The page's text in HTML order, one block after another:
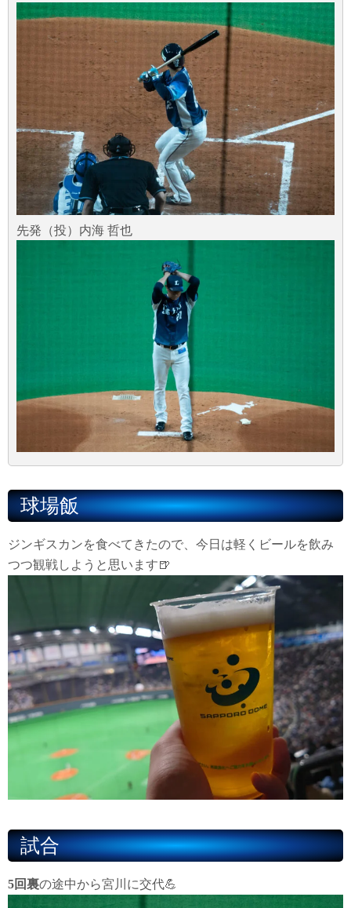
先発（投）内海 哲也
球場飯
ジンギスカンを食べてきたので、今日は軽くビールを飲み
つつ観戦しようと思います🍺
試合
5回裏の途中から宮川に交代💪